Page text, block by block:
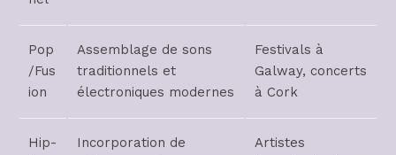
Pop
/Fus
ion
Assemblage de sons
traditionnels et
électroniques modernes
Festivals à
Galway, concerts
à Cork
Hip-
Incorporation de
Artistes